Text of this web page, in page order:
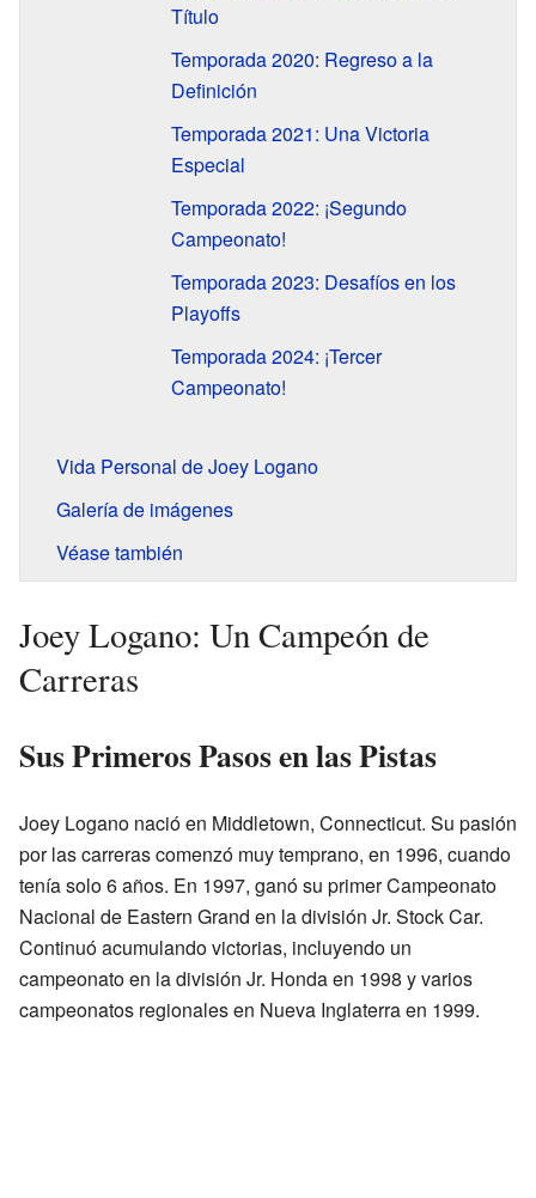
Título
Temporada 2020: Regreso a la
Definición
Temporada 2021: Una Victoria
Especial
Temporada 2022: ¡Segundo
Campeonato!
Temporada 2023: Desafíos en los
Playoffs
Temporada 2024: ¡Tercer
Campeonato!
Vida Personal de Joey Logano
Galería de imágenes
Véase también
Joey Logano: Un Campeón de
Carreras
Sus Primeros Pasos en las Pistas
Joey Logano nació en Middletown, Connecticut. Su pasión
por las carreras comenzó muy temprano, en 1996, cuando
tenía solo 6 años. En 1997, ganó su primer Campeonato
Nacional de Eastern Grand en la división Jr. Stock Car.
Continuó acumulando victorias, incluyendo un
campeonato en la división Jr. Honda en 1998 y varios
campeonatos regionales en Nueva Inglaterra en 1999.